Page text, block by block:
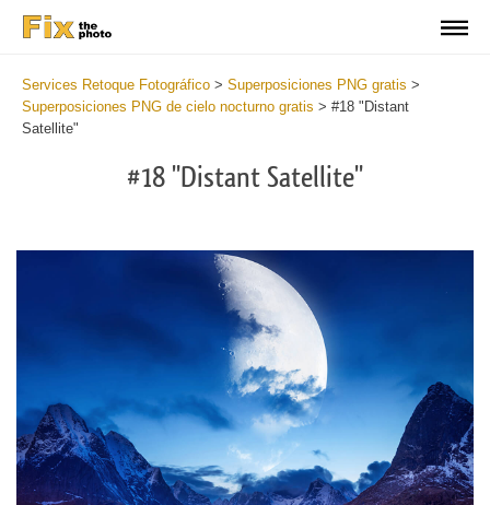
Services Retoque Fotográfico > Superposiciones PNG gratis >
Superposiciones PNG de cielo nocturno gratis > #18 "Distant
Satellite"
#18 "Distant Satellite"